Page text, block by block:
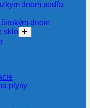
dnom podľa
dnom
sklo
plyny